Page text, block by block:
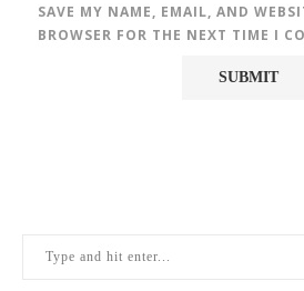
SAVE MY NAME, EMAIL, AND
BROWSER FOR THE NEXT TIME I